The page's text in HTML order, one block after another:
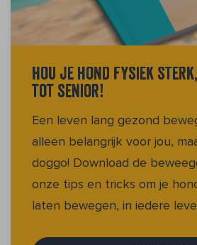
Hou je hond fysiek
tot senior!
Een leven lang gezond
alleen belangrijk voor jou,
doggo! Download de
onze tips en tricks om je
laten bewegen, in iedere